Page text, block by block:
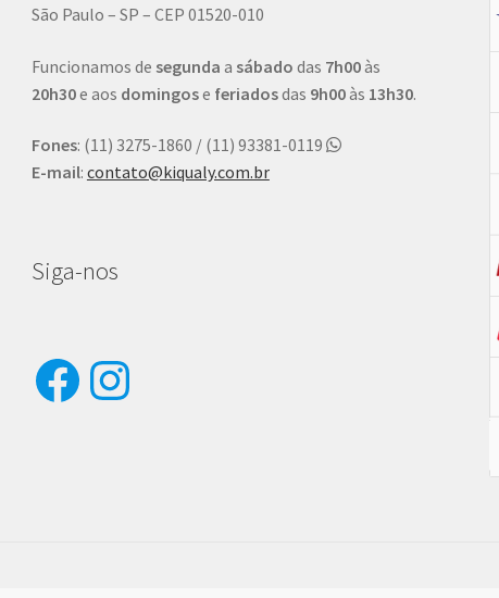
São Paulo – SP – CEP 01520-010
Funcionamos de segunda a sábado das 7h00às
20h30e aos domingose feriadosdas 9h00às 13h30.
Fones: (11) 3275-1860 / (11) 93381-0119
E-mail: contato@kiqualy.com.br
Siga-nos
Facebook
Instagram